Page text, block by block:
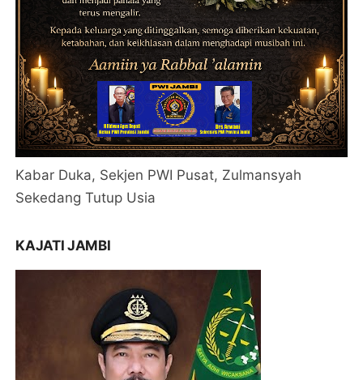
Kabar Duka, Sekjen PWI Pusat, Zulmansyah
Sekedang Tutup Usia
KAJATI JAMBI